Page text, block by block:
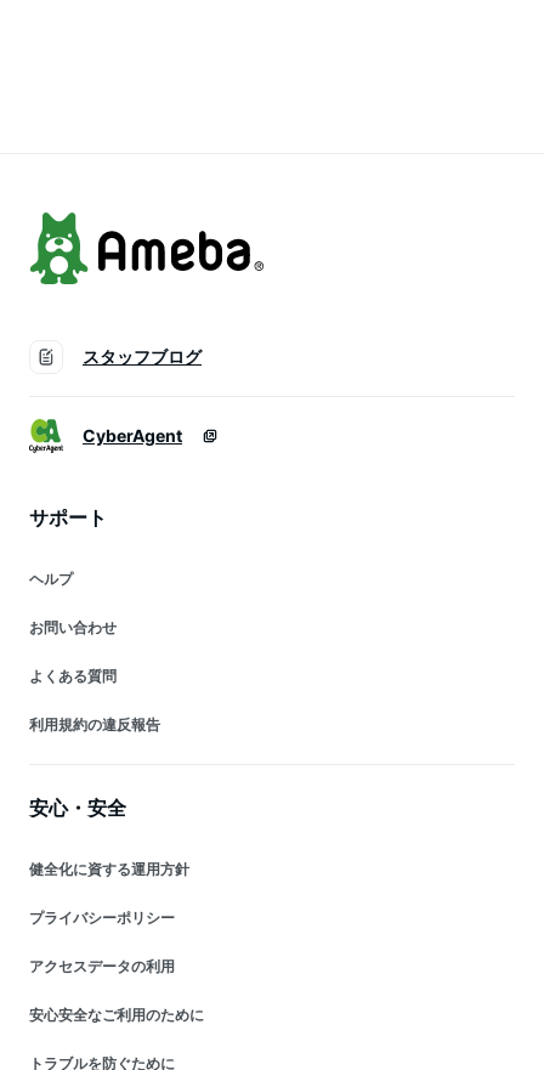
スタッフブログ
CyberAgent
サポート
ヘルプ
お問い合わせ
よくある質問
利用規約の違反報告
安心・安全
健全化に資する運用方針
プライバシーポリシー
アクセスデータの利用
安心安全なご利用のために
トラブルを防ぐために